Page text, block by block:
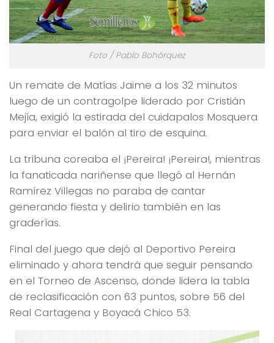
Foto / Pablo Bohórquez
Un remate de Matías Jaime a los 32 minutos
luego de un contragolpe liderado por Cristián
Mejía, exigió la estirada del cuidapalos Mosquera
para enviar el balón al tiro de esquina.
La tribuna coreaba el ¡Pereira! ¡Pereira!, mientras
la fanaticada nariñense que llegó al Hernán
Ramírez Villegas no paraba de cantar
generando fiesta y delirio también en las
graderías.
Final del juego que dejó al Deportivo Pereira
eliminado y ahora tendrá que seguir pensando
en el Torneo de Ascenso, donde lidera la tabla
de reclasificación con 63 puntos, sobre 56 del
Real Cartagena y Boyacá Chico 53.